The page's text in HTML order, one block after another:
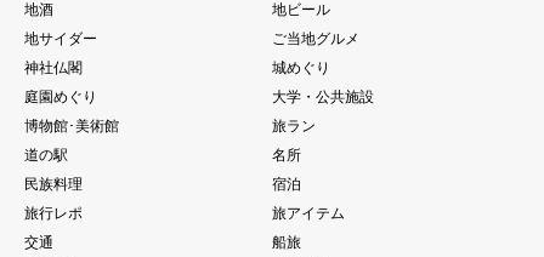
地酒
地ビール
地サイダー
ご当地グルメ
神社仏閣
城めぐり
庭園めぐり
大学・公共施設
博物館･美術館
旅ラン
道の駅
名所
民族料理
宿泊
旅行レポ
旅アイテム
交通
船旅